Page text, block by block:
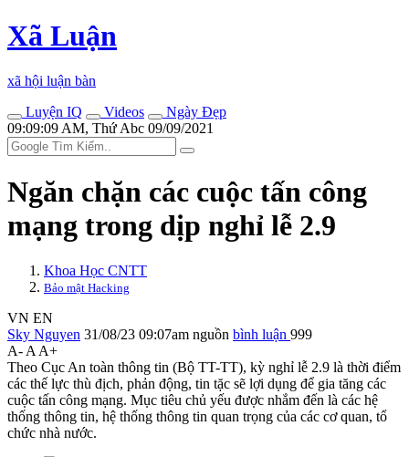
Xã Luận
xã hội luận bàn
Luyện IQ
Videos
Ngày Đẹp
09:09:09 AM, Thứ Abc 09/09/2021
Ngăn chặn các cuộc tấn công
mạng trong dịp nghỉ lễ 2.9
Khoa Học CNTT
Bảo mật Hacking
VN EN
Sky Nguyen 31/08/23 09:07am nguồn bình luận 999
A- A A+
Theo Cục An toàn thông tin (Bộ TT-TT), kỳ nghỉ lễ 2.9 là thời điểm
các thế lực thù địch, phản động, tin tặc sẽ lợi dụng để gia tăng các
cuộc tấn công mạng. Mục tiêu chủ yếu được nhắm đến là các hệ
thống thông tin, hệ thống thông tin quan trọng của các cơ quan, tổ
chức nhà nước.